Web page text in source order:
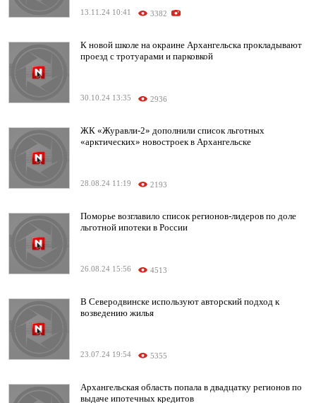
13.11.24 10:41 3382
К новой школе на окраине Архангельска прокладывают
проезд с тротуарами и парковкой
30.10.24 13:35 2936
ЖК «Журавли-2» дополнили список льготных
«арктических» новостроек в Архангельске
28.08.24 11:19 2193
Поморье возглавило список регионов-лидеров по доле
льготной ипотеки в России
26.08.24 15:56 4513
В Северодвинске используют авторский подход к
возведению жилья
23.07.24 19:54 5355
Архангельская область попала в двадцатку регионов по
выдаче ипотечных кредитов